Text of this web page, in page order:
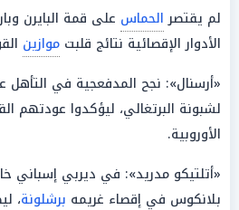
لم يقتصرالحماس على قمة البايرن
الأدوار الإقصائية نتائج قلبت موازين
«أرسنال»: نجح المدفعجية في
لشبونة البرتغالي، ليؤكدوا عودتهم
الأوروبية.
«أتلتيكو مدريد»: في ديربي إسباني
بلانكوس في إقصاء غريمه برشلونة،